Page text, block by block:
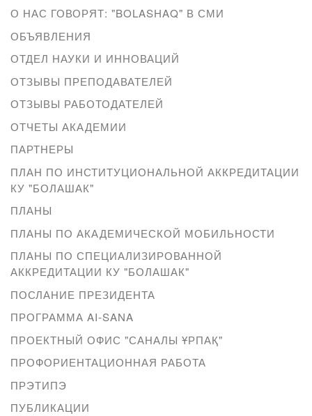
О НАС ГОВОРЯТ: "BOLASHAQ" В СМИ
ОБЪЯВЛЕНИЯ
ОТДЕЛ НАУКИ И ИННОВАЦИЙ
ОТЗЫВЫ ПРЕПОДАВАТЕЛЕЙ
ОТЗЫВЫ РАБОТОДАТЕЛЕЙ
ОТЧЕТЫ АКАДЕМИИ
ПАРТНЕРЫ
ПЛАН ПО ИНСТИТУЦИОНАЛЬНОЙ АККРЕДИТАЦИИ
КУ "БОЛАШАК"
ПЛАНЫ
ПЛАНЫ ПО АКАДЕМИЧЕСКОЙ МОБИЛЬНОСТИ
ПЛАНЫ ПО СПЕЦИАЛИЗИРОВАННОЙ
АККРЕДИТАЦИИ КУ "БОЛАШАК"
ПОСЛАНИЕ ПРЕЗИДЕНТА
ПРОГРАММА AI-SANA
ПРОЕКТНЫЙ ОФИС "САНАЛЫ ҰРПАҚ"
ПРОФОРИЕНТАЦИОННАЯ РАБОТА
ПРЭТИПЭ
ПУБЛИКАЦИИ